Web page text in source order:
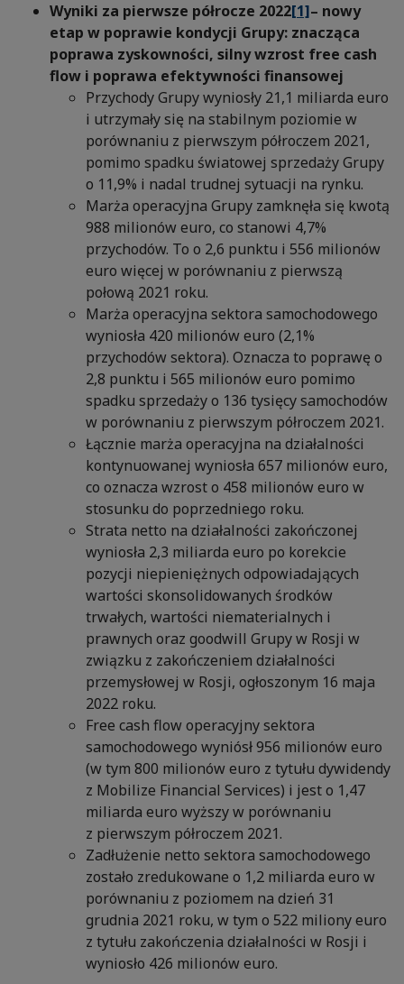
Wyniki za pierwsze półrocze 2022[1]– nowy
etap w poprawie kondycji Grupy: znacząca
poprawa zyskowności, silny wzrost free cash
flow i poprawa efektywności finansowej
Przychody Grupy wyniosły 21,1 miliarda euro
i utrzymały się na stabilnym poziomie w
porównaniu z pierwszym półroczem 2021,
pomimo spadku światowej sprzedaży Grupy
o 11,9% i nadal trudnej sytuacji na rynku.
Marża operacyjna Grupy zamknęła się kwotą
988 milionów euro, co stanowi 4,7%
przychodów. To o 2,6 punktu i 556 milionów
euro więcej w porównaniu z pierwszą
połową 2021 roku.
Marża operacyjna sektora samochodowego
wyniosła 420 milionów euro (2,1%
przychodów sektora). Oznacza to poprawę o
2,8 punktu i 565 milionów euro pomimo
spadku sprzedaży o 136 tysięcy samochodów
w porównaniu z pierwszym półroczem 2021.
Łącznie marża operacyjna na działalności
kontynuowanej wyniosła 657 milionów euro,
co oznacza wzrost o 458 milionów euro w
stosunku do poprzedniego roku.
Strata netto na działalności zakończonej
wyniosła 2,3 miliarda euro po korekcie
pozycji niepieniężnych odpowiadających
wartości skonsolidowanych środków
trwałych, wartości niematerialnych i
prawnych oraz goodwill Grupy w Rosji w
związku z zakończeniem działalności
przemysłowej w Rosji, ogłoszonym 16 maja
2022 roku.
Free cash flow operacyjny sektora
samochodowego wyniósł 956 milionów euro
(w tym 800 milionów euro z tytułu dywidendy
z Mobilize Financial Services) i jest o 1,47
miliarda euro wyższy w porównaniu
z pierwszym półroczem 2021.
Zadłużenie netto sektora samochodowego
zostało zredukowane o 1,2 miliarda euro w
porównaniu z poziomem na dzień 31
grudnia 2021 roku, w tym o 522 miliony euro
z tytułu zakończenia działalności w Rosji i
wyniosło 426 milionów euro.